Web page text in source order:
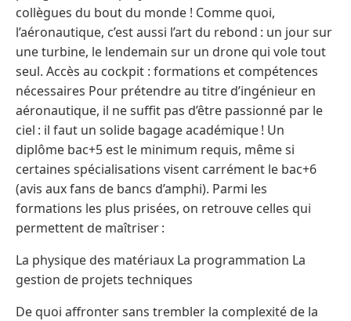
collègues du bout du monde ! Comme quoi,
l’aéronautique, c’est aussi l’art du rebond : un jour sur
une turbine, le lendemain sur un drone qui vole tout
seul. Accès au cockpit : formations et compétences
nécessaires Pour prétendre au titre d’ingénieur en
aéronautique, il ne suffit pas d’être passionné par le
ciel : il faut un solide bagage académique ! Un
diplôme bac+5 est le minimum requis, même si
certaines spécialisations visent carrément le bac+6
(avis aux fans de bancs d’amphi). Parmi les
formations les plus prisées, on retrouve celles qui
permettent de maîtriser :
La physique des matériaux La programmation La
gestion de projets techniques
De quoi affronter sans trembler la complexité de la